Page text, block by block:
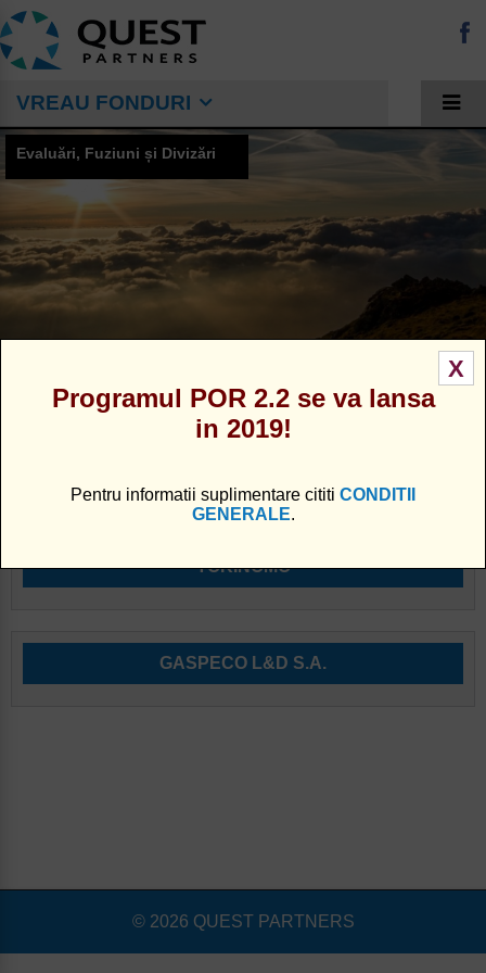
VREAU FONDURI
Evaluări, Fuziuni și Divizări
TOKINOMO
GASPECO L&D S.A.
© 2026 QUEST PARTNERS
X
Programul POR 2.2 se va lansa
in 2019!
Pentru informatii suplimentare cititi CONDITII
GENERALE.